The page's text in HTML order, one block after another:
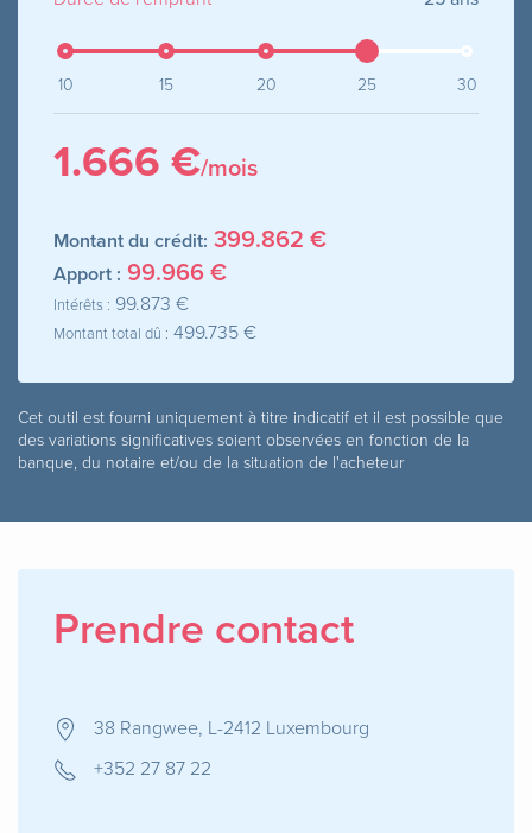
10 15 20 25 30
1.666 €/mois
Montant du crédit: 399.862 €
Apport : 99.966 €
Intérêts : 99.873 €
Montant total dû : 499.735 €
Cet outil est fourni uniquement à titre indicatif et il est possible que
des variations significatives soient observées en fonction de la
banque, du notaire et/ou de la situation de l'acheteur
Prendre contact
38 Rangwee, L-2412 Luxembourg
+352 27 87 22